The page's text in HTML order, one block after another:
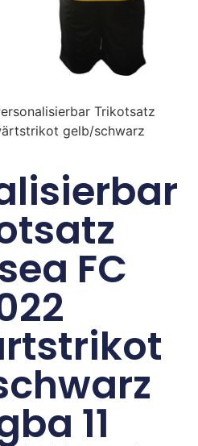
Trikotsatz
gelb/schwarz
FC
11